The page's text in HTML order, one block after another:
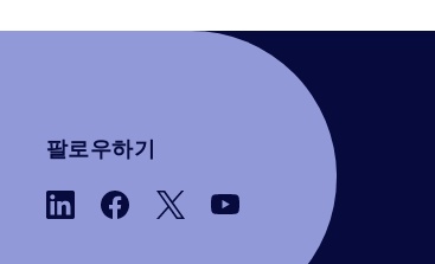
팔로우하기